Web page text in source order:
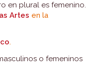
en plural es femenino.
Artes en la
.
o femeninos